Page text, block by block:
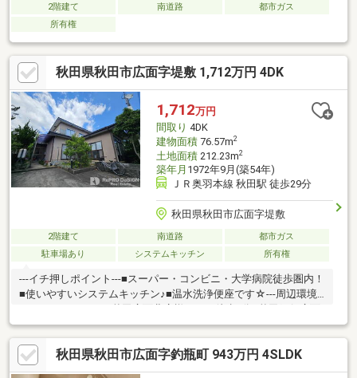
2階建て 南道路
都市ガス
所有権
秋田県秋田市広面字堤敷 1,712万円 4DK
1,712万円
間取り 4DK
建物面積76.57m2
土地面積212.23m2
築年月 1972年9月(築54年)
ＪＲ奥羽本線 秋田駅 徒歩29分
秋田県秋田市広面字堤敷
2階建て 南道路
都市ガス
駐車場あり
システムキッチン 所有権
---イチ押しポイント---■スーパー・コンビニ・大学病院徒歩圏内！
■使いやすいシステムキッチン♪■温水洗浄便座です☆---周辺環境--
支店様・・・徒歩4分■秋田広面郵便局様・・・徒歩5分■こひつじ
保育園・・・徒歩6分※当社では他社様が掲載している物件もご紹
介、ご案内が可能です！あわせて内覧を希望される際は、お問い
合わせの際希望の物件名をお申し付けくださいませ！「お家探
秋田県秋田市広面字釣瓶町 943万円 4SLDK